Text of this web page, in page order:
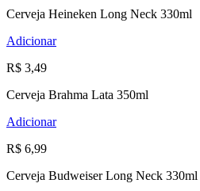
Cerveja Heineken Long Neck 330ml
Adicionar
R$ 3,49
Cerveja Brahma Lata 350ml
Adicionar
R$ 6,99
Cerveja Budweiser Long Neck 330ml